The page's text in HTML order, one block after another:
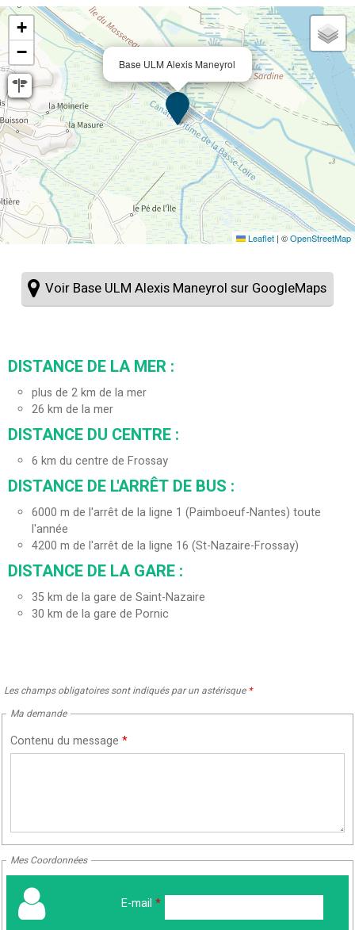
Base ULM Alexis Maneyrol
+
−
Leaflet | ©OpenStreetMap
Voir Base ULM Alexis Maneyrol sur GoogleMaps
DISTANCE DE LA MER :
plus de 2 km de la mer
26 km de la mer
DISTANCE DU CENTRE :
6 km du centre de Frossay
DISTANCE DE L'ARRÊT DE BUS :
6000 m de l'arrêt de la ligne 1 (Paimboeuf-Nantes) toute
l'année
4200 m de l'arrêt de la ligne 16 (St-Nazaire-Frossay)
DISTANCE DE LA GARE :
35km de la gare de Saint-Nazaire
30 km de la gare de Pornic
Les champs obligatoires sont indiqués par un astérisque *
Ma demande
Contenu du message *
Mes Coordonnées
E-mail *